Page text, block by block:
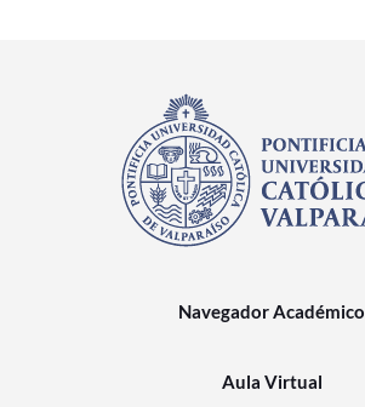
Navegador Académico
Aula Virtual